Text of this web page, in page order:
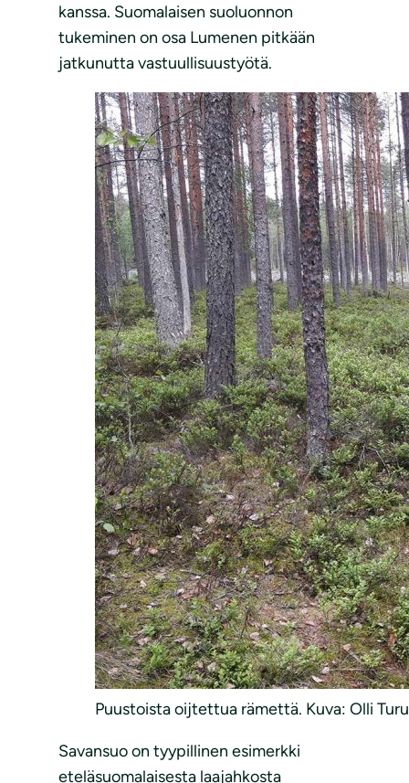
kanssa. Suomalaisen suoluonnon
tukeminen on osa Lumenen pitkään
jatkunutta vastuullisuustyötä.
Puustoista oijtettua rämettä. Kuva: Olli
Savansuo on tyypillinen esimerkki
eteläsuomalaisesta laajahkosta